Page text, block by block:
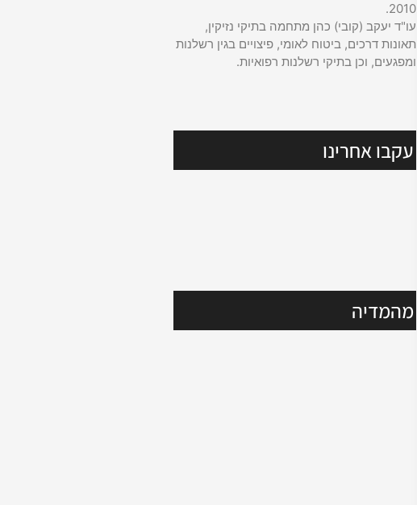
2010.
עו"ד יעקב (קובי) כהן מתחמה בתיקי נזיקין,
תאונות דרכים, ביטוח לאומי, פיצויים בגין רשלנות
ומפגעים, וכן בתיקי רשלנות רפואיות.
עקבו אחרינו
מהמדיה